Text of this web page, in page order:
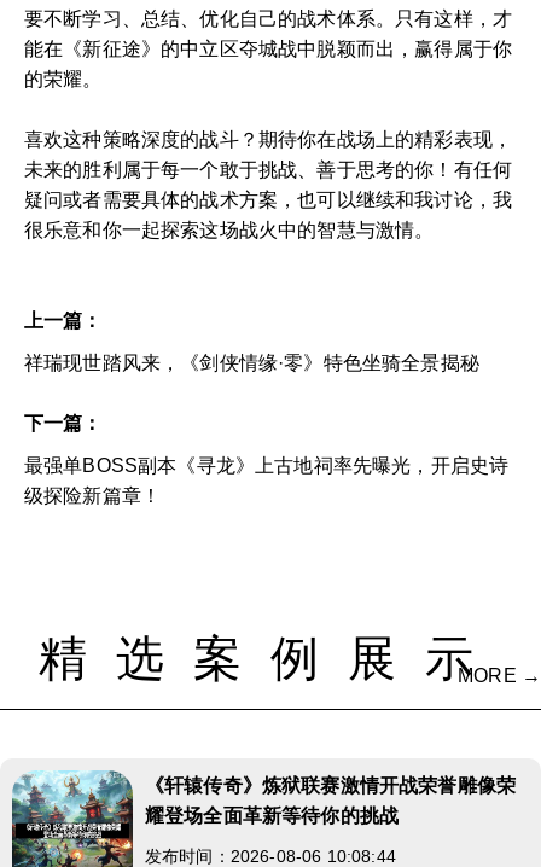
要不断学习、总结、优化自己的战术体系。只有这样，才
能在《新征途》的中立区夺城战中脱颖而出，赢得属于你
的荣耀。
喜欢这种策略深度的战斗？期待你在战场上的精彩表现，
未来的胜利属于每一个敢于挑战、善于思考的你！有任何
疑问或者需要具体的战术方案，也可以继续和我讨论，我
很乐意和你一起探索这场战火中的智慧与激情。
上一篇：
祥瑞现世踏风来，《剑侠情缘·零》特色坐骑全景揭秘
下一篇：
最强单BOSS副本《寻龙》上古地祠率先曝光，开启史诗
级探险新篇章！
精选案例展示MORE →
《轩辕传奇》炼狱联赛激情开战荣誉雕像荣
耀登场全面革新等待你的挑战
发布时间：2026-08-06 10:08:44